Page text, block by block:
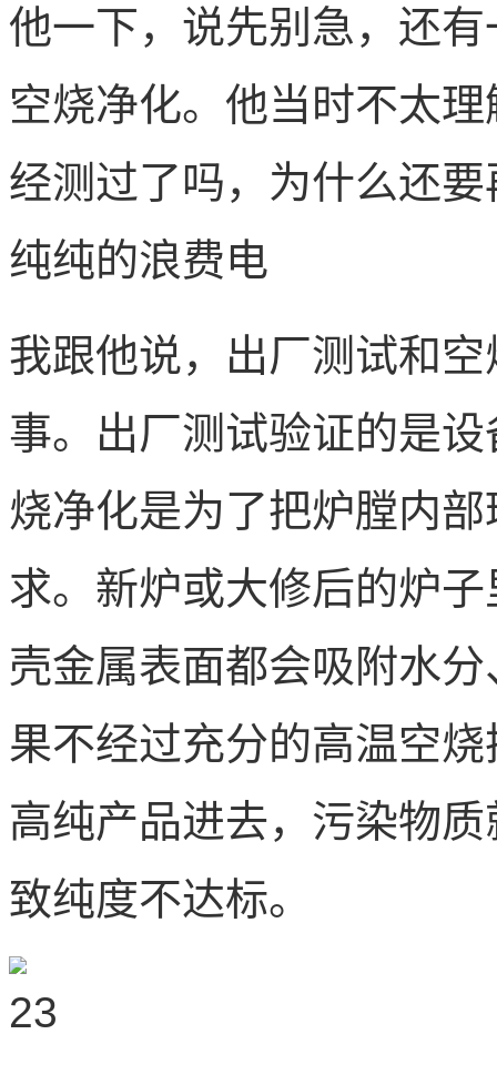
他一下，说先别急，还
空烧净化。他当时不太
经测过了吗，为什么还
纯纯的浪费电
我跟他说，出厂测试和
事。出厂测试验证的是
烧净化是为了把炉膛内
求。新炉或大修后的炉
壳金属表面都会吸附水
果不经过充分的高温空
高纯产品进去，污染物
致纯度不达标。